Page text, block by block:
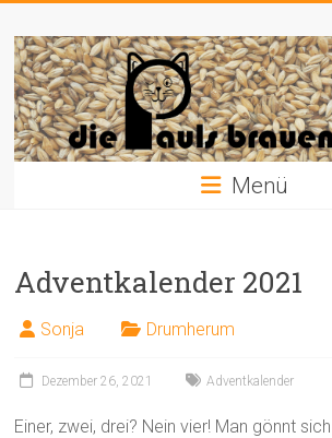
Inhalt
springen
Die
Pauls
brauen
Bier
Menü
Adventkalender 2021
Sonja Drumherum
Dezember 26, 2021 Adventkalender
Einer, zwei, drei? Nein vier! Man gönnt